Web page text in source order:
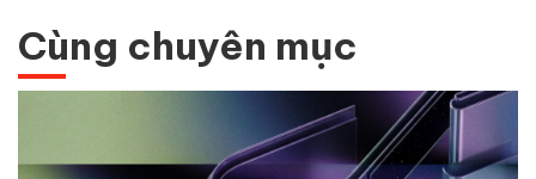
Cùng chuyên mục